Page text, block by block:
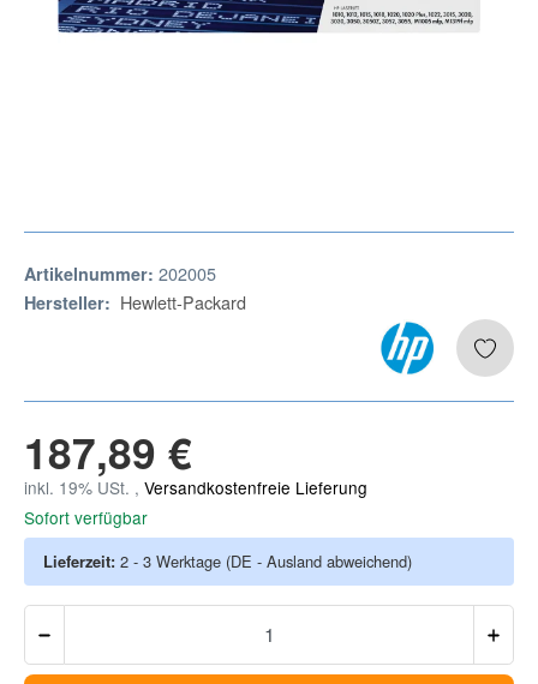
Artikelnummer: 202005
Hersteller: Hewlett-Packard
187,89 €
inkl. 19% USt. , Versandkostenfreie Lieferung
Sofort verfügbar
Lieferzeit: 2 - 3 Werktage (DE - Ausland abweichend)